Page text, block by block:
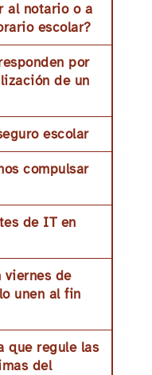
al notario o a
escolar?
por
de un
escolar
compulsar
de IT en
viernes de
unen al fin
que regule las
del